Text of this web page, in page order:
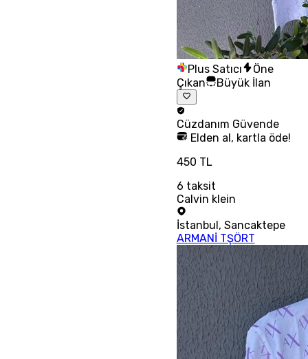
Plus Satıcı
Öne
Çıkan
Büyük İlan
Cüzdanım Güvende
Elden al, kartla öde!
450 TL
6 taksit
Calvin klein
İstanbul , Sancaktepe
ARMANİ TŞÖRT